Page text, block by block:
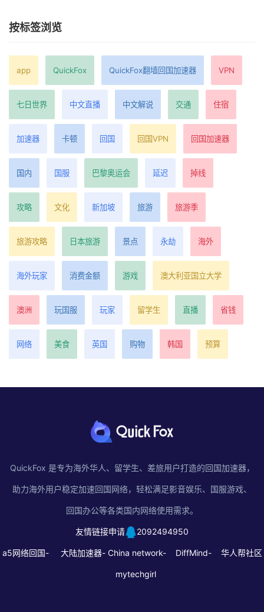
按标签浏览
app QuickFox QuickFox翻墙回国加速器 VPN
七日世界 中文直播 中文解说 交通 住宿
加速器 卡顿 回国 回国VPN 回国加速器
国内 国服 巴黎奥运会 延迟 掉线
攻略 文化 新加坡 旅游 旅游季
旅游攻略 日本旅游 景点 永劫 海外
海外玩家 消费金额 游戏 澳大利亚国立大学
澳洲 玩国服 玩家 留学生 直播 省钱
网络 美食 英国 购物 韩国 预算
QuickFox 是专为海外华人、留学生、差旅用户打造的回国加速器，
助力海外用户稳定加速回国网络，轻松满足影音娱乐、国服游戏、
回国办公等各类国内网络使用需求。
友情链接申请 2092494950
a5网络回国- 大陆加速器- China network- DiffMind- 华人帮社区
mytechgirl